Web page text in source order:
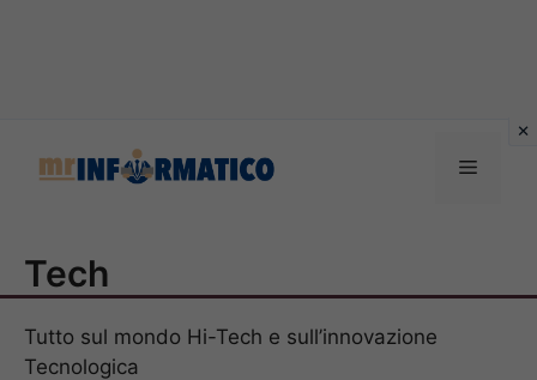
Menu
Tech
Tutto sul mondo Hi-Tech e sull’innovazione
Tecnologica